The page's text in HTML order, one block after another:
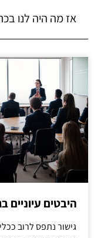
אז מה היה לנו
היבטים
גישור נתפס לרוב